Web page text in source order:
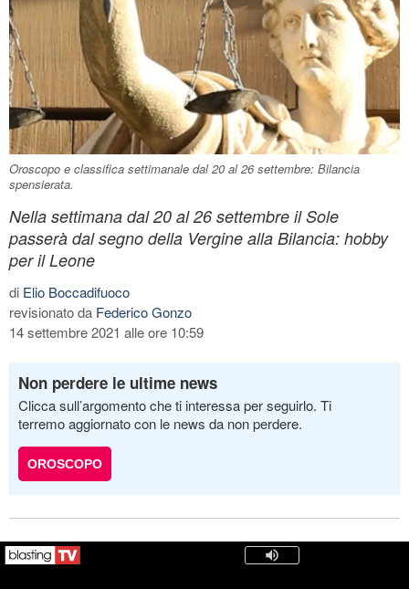
Oroscopo e classifica settimanale dal 20 al 26 settembre: Bilancia
spensierata.
Nella settimana dal 20 al 26 settembre il Sole
passerà dal segno della Vergine alla Bilancia: hobby
per il Leone
di Elio Boccadifuoco
revisionato da Federico Gonzo
14 settembre 2021 alle ore 10:59
Non perdere le ultime news
Clicca sull’argomento che ti interessa per seguirlo. Ti
terremo aggiornato con le news da non perdere.
OROSCOPO